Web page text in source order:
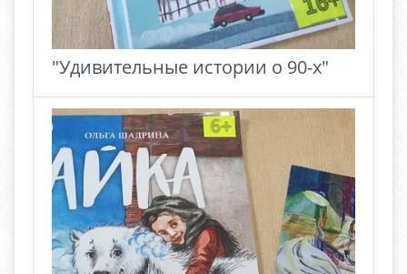
"Удивительные истории о 90-х"